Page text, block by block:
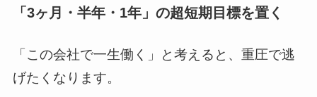
「3ヶ月・半年・1年」の超短期目標を置く
「この会社で一生働く」と考えると、重圧で逃
げたくなります。